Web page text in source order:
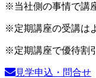
※当社側の事情で講
※定期講座の受講は
※定期講座で優待割
見学申込・問合せ